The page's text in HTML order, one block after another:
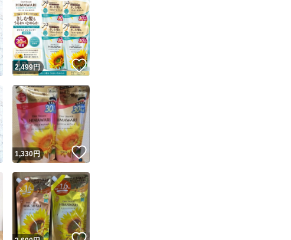
いいね！
2,499円 いいね！
いいね！
1,330円 いいね！